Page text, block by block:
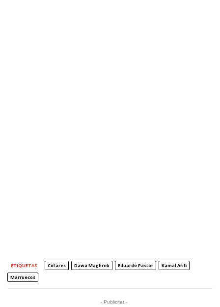
ETIQUETAS Cofares Dawa Maghreb Eduardo Pastor
Kamal Arifi
Marruecos
- Publicitat -